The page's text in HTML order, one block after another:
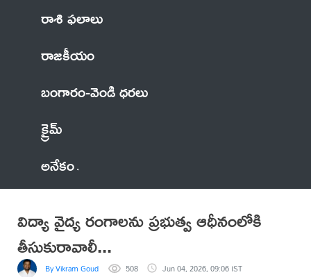
రాశి ఫలాలు
రాజకీయం
బంగారం-వెండి ధరలు
క్రైమ్
అనేకం
విద్యా వైద్య రంగాలను ప్రభుత్వ ఆధీనంలోకి
తీసుకురావాలీ...
By Vikram Goud 508 Jun 04, 2026, 09:06 IST